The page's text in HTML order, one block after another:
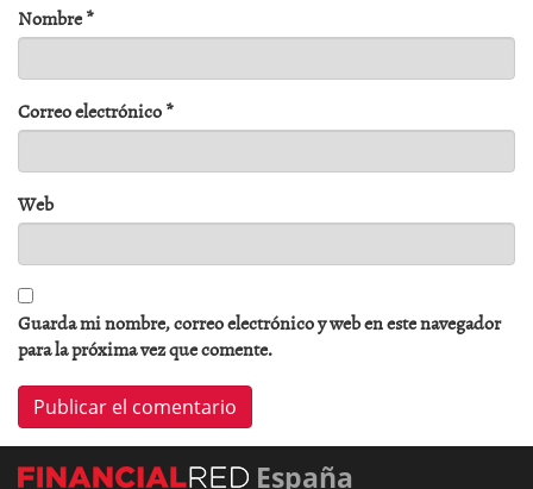
Nombre*
Correo electrónico*
Web
Guarda mi nombre, correo electrónico y web en este navegador
para la próxima vez que comente.
España